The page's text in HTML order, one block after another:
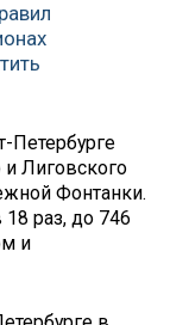
Петербурге
и Лиговского
Фонтанки.
18 раз, до 746
и